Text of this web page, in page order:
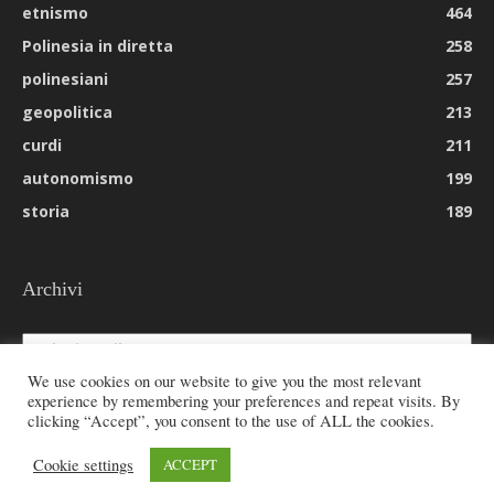
etnismo
464
Polinesia in diretta
258
polinesiani
257
geopolitica
213
curdi
211
autonomismo
199
storia
189
Archivi
Archivi
© 2026 All rights reserved - Etnie -
We use cookies on our website to give you the most relevant
experience by remembering your preferences and repeat visits. By
clicking “Accept”, you consent to the use of ALL the cookies.
Cookie settings ACCEPT